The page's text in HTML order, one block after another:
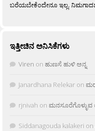
ಬರೆಯಬೇಕೆಂದೇನೂ ಇಲ್ಲ.
ಇತ್ತೀಚಿನ ಅನಿಸಿಕೆಗಳು
Viren on ಹುಣಸೆ ಹುಳಿ ಅನ್ನ
Janardhana Relekar on
rjnivah on ಮನಸೂರೆಗೊಳ್ಳುವ
Siddanagouda kalakeri on